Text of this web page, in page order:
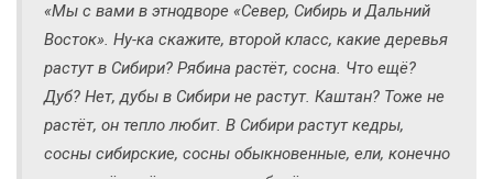
«Мы с вами в этнодворе «Север, Сибирь и Дальний
Восток». Ну-ка скажите, второй класс, какие деревья
растут в Сибири? Рябина растёт, сосна. Что ещё?
Дуб? Нет, дубы в Сибири не растут. Каштан? Тоже не
растёт, он тепло любит. В Сибири растут кедры,
сосны сибирские, сосны обыкновенные, ели, конечно